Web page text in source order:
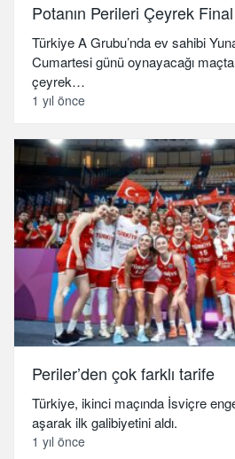
Potanın Perileri Çeyrek
Türkiye A Grubu’nda ev sahibi
Cumartesi günü oynayacağı maçta
çeyrek…
1 yıl önce
Periler’den çok farklı tarife
Türkiye, ikinci maçında İsviçre
aşarak ilk galibiyetini aldı.
1 yıl önce